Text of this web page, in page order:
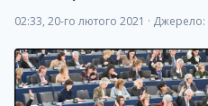
02:33, 20-го лютого 2021 · Джерело: